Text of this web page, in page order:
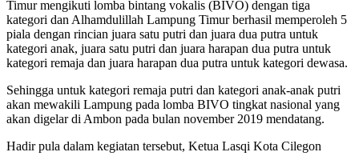
Timur mengikuti lomba bintang vokalis (BIVO) dengan tiga
kategori dan Alhamdulillah Lampung Timur berhasil memperoleh 5
piala dengan rincian juara satu putri dan juara dua putra untuk
kategori anak, juara satu putri dan juara harapan dua putra untuk
kategori remaja dan juara harapan dua putra untuk kategori dewasa.
Sehingga untuk kategori remaja putri dan kategori anak-anak putri
akan mewakili Lampung pada lomba BIVO tingkat nasional yang
akan digelar di Ambon pada bulan november 2019 mendatang.
Hadir pula dalam kegiatan tersebut, Ketua Lasqi Kota Cilegon